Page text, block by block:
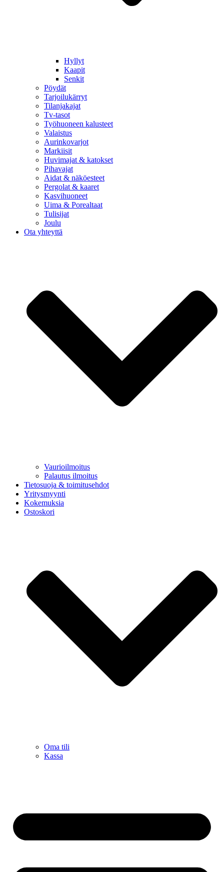
Hyllyt
Kaapit
Senkit
Pöydät
Tarjoilukärryt
Tilanjakajat
Tv-tasot
Työhuoneen kalusteet
Valaistus
Aurinkovarjot
Markiisit
Huvimajat & katokset
Pihavajat
Aidat & näköesteet
Pergolat & kaaret
Kasvihuoneet
Uima & Porealtaat
Tulisijat
Joulu
Ota yhteyttä
Vaurioilmoitus
Palautus ilmoitus
Tietosuoja & toimitusehdot
Yritysmyynti
Kokemuksia
Ostoskori
Oma tili
Kassa